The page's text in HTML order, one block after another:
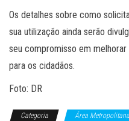
Os detalhes sobre como
sua utilização ainda serão
seu compromisso em
para os cidadãos.
Foto: DR
Categoria Área